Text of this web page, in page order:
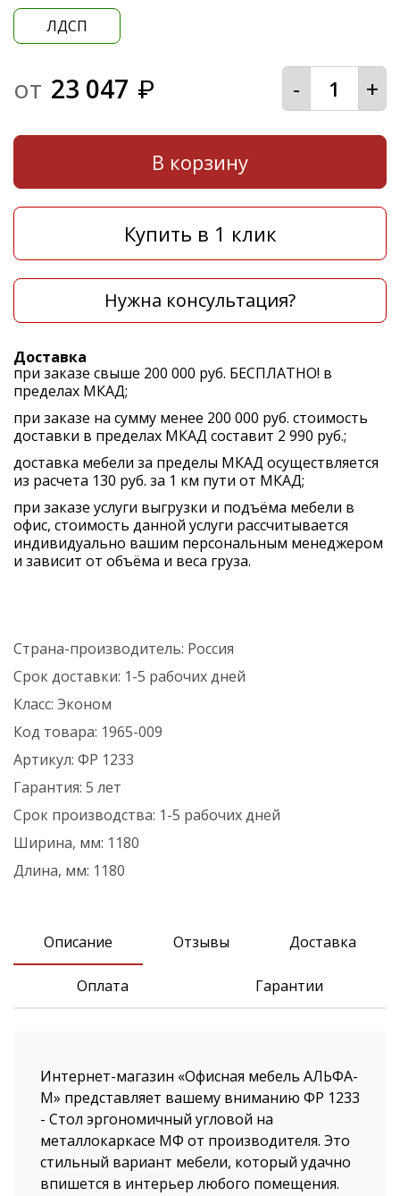
ЛДСП
от 23 047 ₽ - +
В корзину
Купить в 1 клик
Нужна консультация?
Доставка
при заказе свыше 200 000 руб. БЕСПЛАТНО! в
пределах МКАД;
при заказе на сумму менее 200 000 руб. стоимость
доставки в пределах МКАД составит 2 990 руб.;
доставка мебели за пределы МКАД осуществляется
из расчета 130 руб. за 1 км пути от МКАД;
при заказе услуги выгрузки и подъёма мебели в
офис, стоимость данной услуги рассчитывается
индивидуально вашим персональным менеджером
и зависит от объёма и веса груза.
Страна-производитель: Россия
Срок доставки: 1-5 рабочих дней
Класс: Эконом
Код товара: 1965-009
Артикул: ФР 1233
Гарантия: 5 лет
Срок производства: 1-5 рабочих дней
Ширина, мм: 1180
Длина, мм: 1180
Описание Отзывы Доставка
Оплата Гарантии
Интернет-магазин «Офисная мебель АЛЬФА-
М» представляет вашему вниманию ФР 1233
- Стол эргономичный угловой на
металлокаркасе МФ от производителя. Это
стильный вариант мебели, который удачно
впишется в интерьер любого помещения.